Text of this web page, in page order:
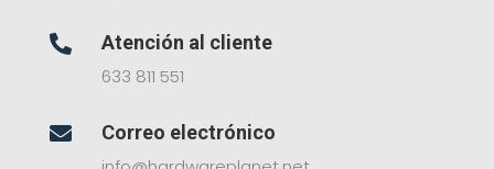

Atención al cliente
633 811 551

Correo electrónico